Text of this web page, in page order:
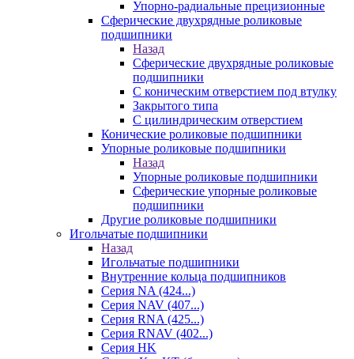
Упорно-радиальные прецизионные
Сферические двухрядные роликовые
подшипники
Назад
Сферические двухрядные роликовые
подшипники
С коническим отверстием под втулку
Закрытого типа
С цилиндрическим отверстием
Конические роликовые подшипники
Упорные роликовые подшипники
Назад
Упорные роликовые подшипники
Сферические упорные роликовые
подшипники
Другие роликовые подшипники
Игольчатые подшипники
Назад
Игольчатые подшипники
Внутренние кольца подшипников
Серия NA (424...)
Серия NAV (407...)
Серия RNA (425...)
Серия RNAV (402...)
Серия HK